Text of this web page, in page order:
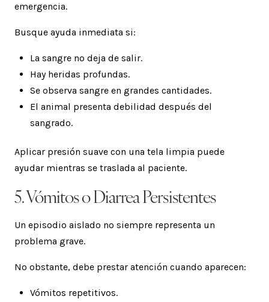
emergencia.
Busque ayuda inmediata si:
La sangre no deja de salir.
Hay heridas profundas.
Se observa sangre en grandes cantidades.
El animal presenta debilidad después del
sangrado.
Aplicar presión suave con una tela limpia puede
ayudar mientras se traslada al paciente.
5. Vómitos o Diarrea Persistentes
Un episodio aislado no siempre representa un
problema grave.
No obstante, debe prestar atención cuando aparecen:
Vómitos repetitivos.